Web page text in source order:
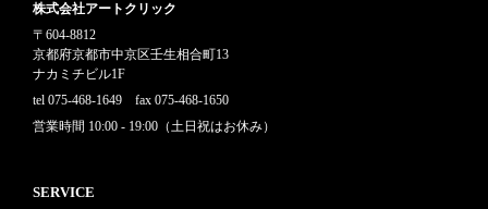
株式会社アートクリック
〒604-8812
京都府京都市中京区壬生相合町13
ナカミチビル1F
tel 075-468-1649 fax 075-468-1650
営業時間 10:00 - 19:00（土日祝はお休み）
SERVICE